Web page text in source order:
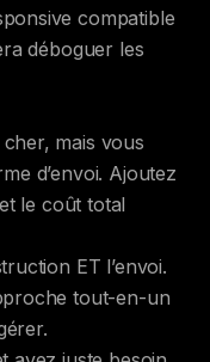
compatible
déboguer les
mais vous
d’envoi. Ajoutez
le coût total
ET l’envoi.
tout-en-un